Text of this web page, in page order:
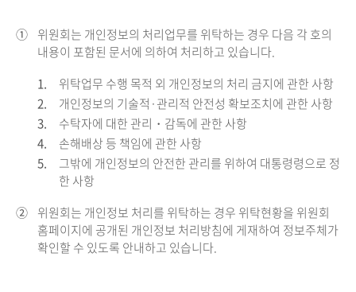
① 위원회는 개인정보의 처리업무를 위탁하는 경우 다음 각 호의
내용이 포함된 문서에 의하여 처리하고 있습니다.
1.
위탁업무 수행 목적 외 개인정보의 처리 금지에 관한 사항
2.
개인정보의 기술적·관리적 안전성 확보조치에 관한 사항
3.
수탁자에 대한 관리・감독에 관한 사항
4.
손해배상 등 책임에 관한 사항
5.
그밖에 개인정보의 안전한 관리를 위하여 대통령령으로 정
한 사항
② 위원회는 개인정보 처리를 위탁하는 경우 위탁현황을 위원회
홈페이지에 공개된 개인정보 처리방침에 게재하여 정보주체가
확인할 수 있도록 안내하고 있습니다.